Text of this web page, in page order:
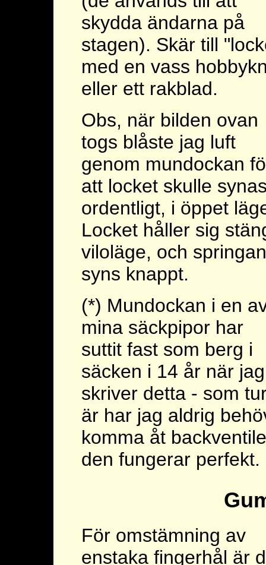
skydda ändarna på
stagen). Skär till
med en vass
eller ett rakblad.
Obs, när bilden ovan
togs blåste jag luft
genom mundockan
att locket skulle
ordentligt, i öppet
Locket håller sig
viloläge, och springan
syns knappt.
(*) Mundockan i en
mina säckpipor har
suttit fast som berg i
säcken i 14 år när jag
skriver detta - som
är har jag aldrig
komma åt
den fungerar perfekt.
För omstämning av
enstaka fingerhål är